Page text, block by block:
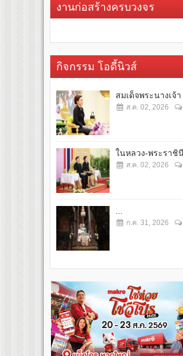
งานก่อสร้างครบวงจร
กิจกรรม โอดี้นิวส์
สมเด็จพระนางเจ้า
ส.ค. 02, 2026
ในหลวง-พระราชินี
ส.ค. 02, 2026
ก.ค. 31, 2026